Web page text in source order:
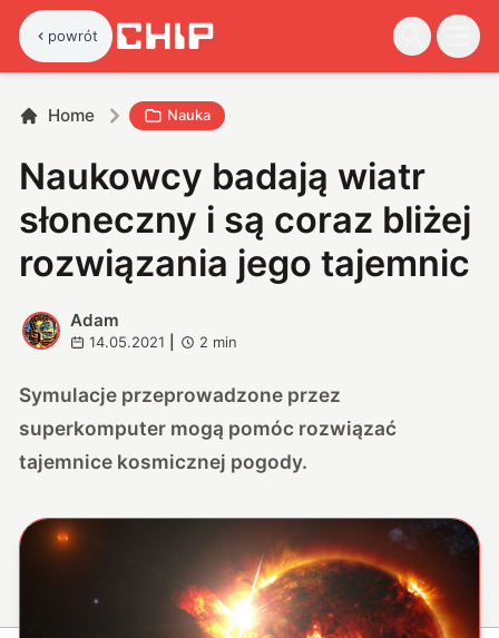
powrót
Home Nauka
Naukowcy badają wiatr
słoneczny i są coraz bliżej
rozwiązania jego tajemnic
A
Adam
14.05.2021 2 min
Symulacje przeprowadzone przez
superkomputer mogą pomóc rozwiązać
tajemnice kosmicznej pogody.